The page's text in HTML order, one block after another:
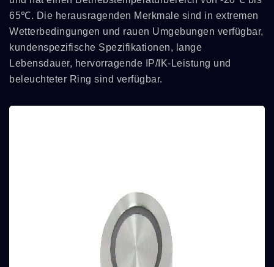
65℃. Die herausragenden Merkmale sind in extremen
Wetterbedingungen und rauen Umgebungen verfügbar,
kundenspezifische Spezifikationen, lange
Lebensdauer, hervorragende IP/IK-Leistung und
beleuchteter Ring sind verfügbar.